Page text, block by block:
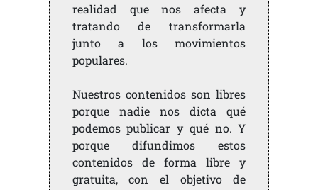
realidad que nos afecta y
tratando de transformarla
junto a los movimientos
populares.
Nuestros contenidos son libres
porque nadie nos dicta qué
podemos publicar y qué no. Y
porque difundimos estos
contenidos de forma libre y
gratuita, con el objetivo de